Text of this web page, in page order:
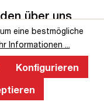
über uns
eine bestmögliche
Informationen ...
Konfigurieren